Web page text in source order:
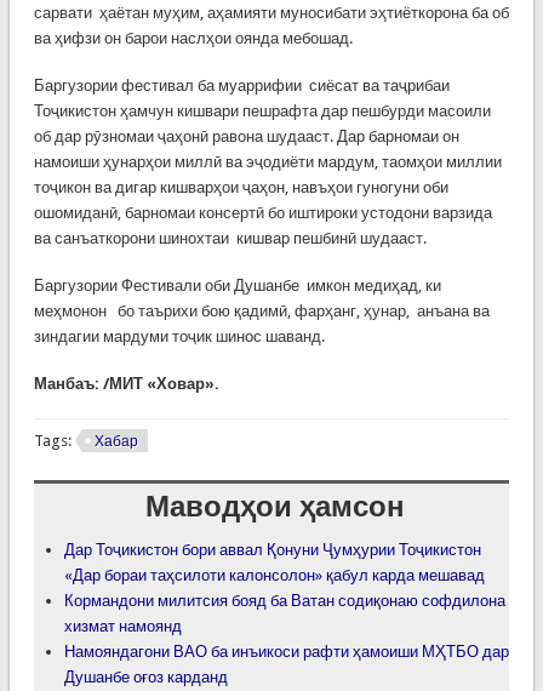
сарвати ҳаётан муҳим, аҳамияти муносибати эҳтиёткорона ба об
ва ҳифзи он барои наслҳои оянда мебошад.
Баргузории фестивал ба муаррифии сиёсат ва таҷрибаи
Тоҷикистон ҳамчун кишвари пешрафта дар пешбурди масоили
об дар рӯзномаи ҷаҳонӣ равона шудааст. Дар барномаи он
намоиши ҳунарҳои миллӣ ва эҷодиёти мардум, таомҳои миллии
тоҷикон ва дигар кишварҳои ҷаҳон, навъҳои гуногуни оби
ошомиданӣ, барномаи консертӣ бо иштироки устодони варзида
ва санъаткорони шинохтаи кишвар пешбинӣ шудааст.
Баргузории Фестивали оби Душанбе имкон медиҳад, ки
меҳмонон бо таърихи бою қадимӣ, фарҳанг, ҳунар, анъана ва
зиндагии мардуми тоҷик шинос шаванд.
Манбаъ: /МИТ «Ховар».
Tags: Хабар
Маводҳои ҳамсон
Дар Тоҷикистон бори аввал Қонуни Ҷумҳурии Тоҷикистон
«Дар бораи таҳсилоти калонсолон» қабул карда мешавад
Кормандони милитсия бояд ба Ватан содиқонаю софдилона
хизмат намоянд
Намояндагони ВАО ба инъикоси рафти ҳамоиши МҲТБО дар
Душанбе оғоз карданд